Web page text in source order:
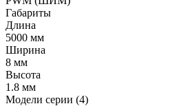
Габариты
Длина
5000 мм
Ширина
8 мм
Высота
1.8 мм
Модели серии (4)